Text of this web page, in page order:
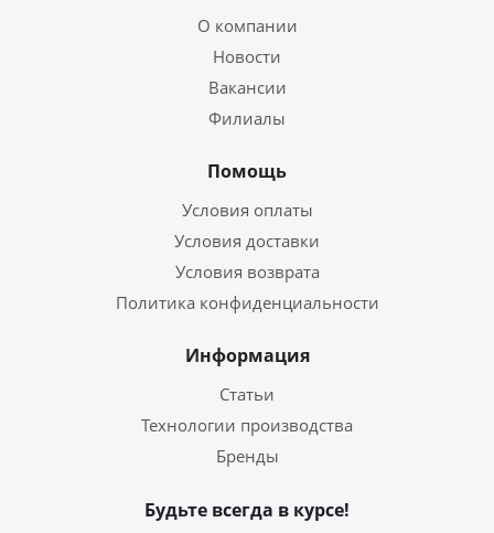
О компании
Новости
Вакансии
Филиалы
Помощь
Условия оплаты
Условия доставки
Условия возврата
Политика конфиденциальности
Информация
Статьи
Технологии производства
Бренды
Будьте всегда в курсе!